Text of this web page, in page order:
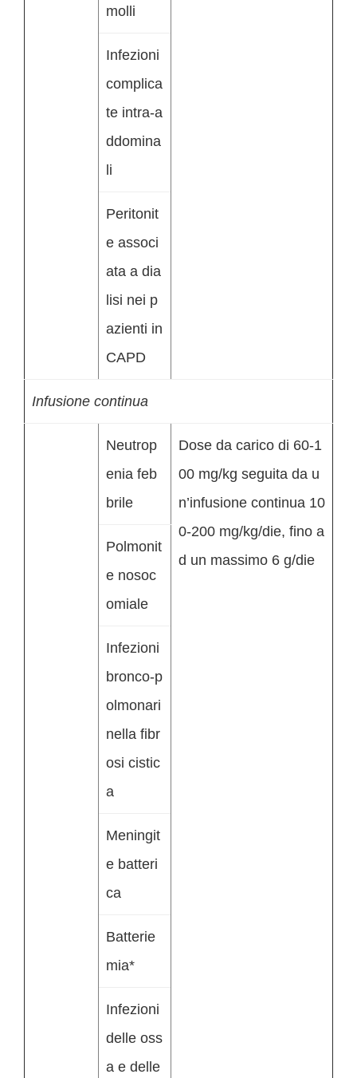
molli
Infezioni
complica
te intra-a
ddomina
li
Peritonit
e associ
ata a dia
lisi nei p
azienti in
CAPD
Infusione continua
Neutrop
enia feb
brile
Dose da carico di 60-1
00 mg/kg seguita da u
n’infusione continua 10
0-200 mg/kg/die, fino a
d un massimo 6 g/die
Polmonit
e nosoc
omiale
Infezioni
bronco-p
olmonari
nella fibr
osi cistic
a
Meningit
e batteri
ca
Batterie
mia*
Infezioni
delle oss
a e delle